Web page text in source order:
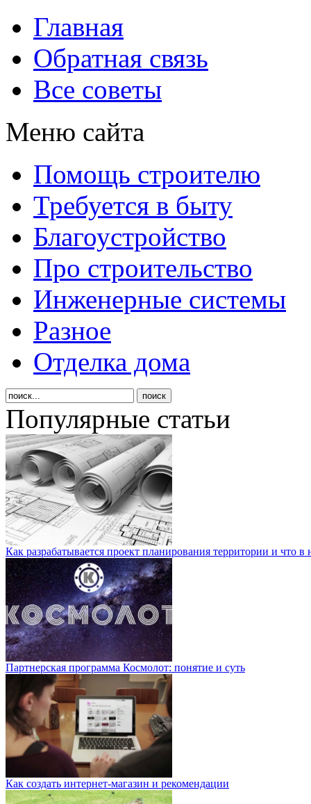
Главная
Обратная связь
Все советы
Меню сайта
Помощь строителю
Требуется в быту
Благоустройство
Про строительство
Инженерные системы
Разное
Отделка дома
Популярные статьи
Как разрабатывается проект планирования территории и что в
Партнерская программа Космолот: понятие и суть
Как создать интернет-магазин и рекомендации